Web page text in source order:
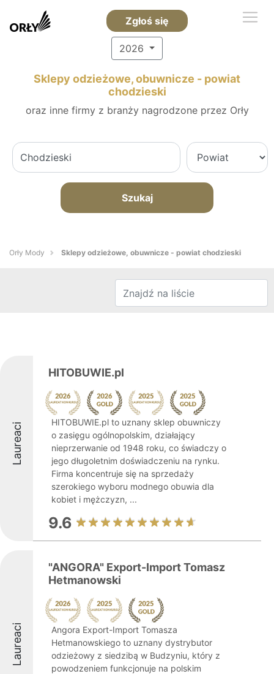
Zgłoś się
2026
Sklepy odzieżowe, obuwnicze - powiat
chodzieski
oraz inne firmy z branży nagrodzone przez Orły
Szukaj
Orły Mody Sklepy odzieżowe, obuwnicze - powiat chodzieski
Laureaci
HITOBUWIE.pl
HITOBUWIE.pl to uznany sklep obuwniczy
o zasięgu ogólnopolskim, działający
nieprzerwanie od 1948 roku, co świadczy o
jego długoletnim doświadczeniu na rynku.
Firma koncentruje się na sprzedaży
szerokiego wyboru modnego obuwia dla
kobiet i mężczyzn, ...
9.6
Laureaci
"ANGORA" Export-Import Tomasz
Hetmanowski
Angora Export-Import Tomasza
Hetmanowskiego to uznany dystrybutor
odzieżowy z siedzibą w Budzyniu, który z
powodzeniem funkcjonuje na polskim